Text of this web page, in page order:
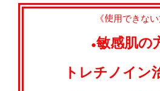
《使用できない
●敏感肌の
トレチノイン